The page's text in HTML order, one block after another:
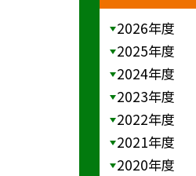
2026年度
2025年度
2024年度
2023年度
2022年度
2021年度
2020年度